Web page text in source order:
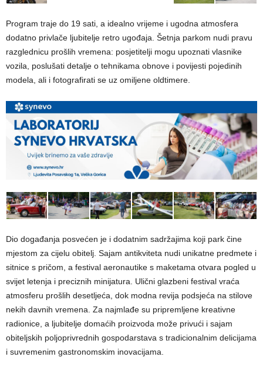
Program traje do 19 sati, a idealno vrijeme i ugodna atmosfera
dodatno privlače ljubitelje retro ugođaja. Šetnja parkom nudi pravu
razglednicu prošlih vremena: posjetitelji mogu upoznati vlasnike
vozila, poslušati detalje o tehnikama obnove i povijesti pojedinih
modela, ali i fotografirati se uz omiljene oldtimere.
Dio događanja posvećen je i dodatnim sadržajima koji park čine
mjestom za cijelu obitelj. Sajam antikviteta nudi unikatne predmete i
sitnice s pričom, a festival aeronautike s maketama otvara pogled u
svijet letenja i preciznih minijatura. Ulični glazbeni festival vraća
atmosferu prošlih desetljeća, dok modna revija podsjeća na stilove
nekih davnih vremena. Za najmlađe su pripremljene kreativne
radionice, a ljubitelje domaćih proizvoda može privući i sajam
obiteljskih poljoprivrednih gospodarstava s tradicionalnim delicijama
i suvremenim gastronomskim inovacijama.